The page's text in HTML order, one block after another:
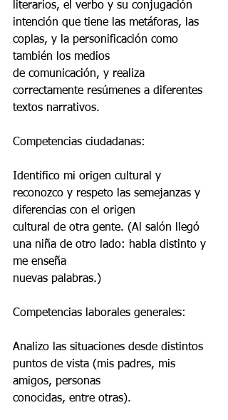
literarios, el verbo y su conjugación
intención que tiene las metáforas, las
coplas, y la personificación como
también los medios
de comunicación, y realiza
correctamente resúmenes a diferentes
textos narrativos.
Competencias ciudadanas:
Identifico mi origen cultural y
reconozco y respeto las semejanzas y
diferencias con el origen
cultural de otra gente. (Al salón llegó
una niña de otro lado: habla distinto y
me enseña
nuevas palabras.)
Competencias laborales generales:
Analizo las situaciones desde distintos
puntos de vista (mis padres, mis
amigos, personas
conocidas, entre otras).